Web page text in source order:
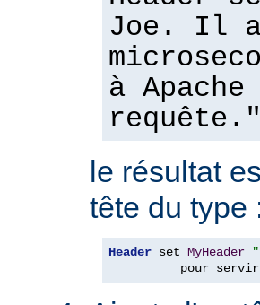
Joe. Il
à
requête."
le résultat
tête du type
Header set MyHeader "
pour